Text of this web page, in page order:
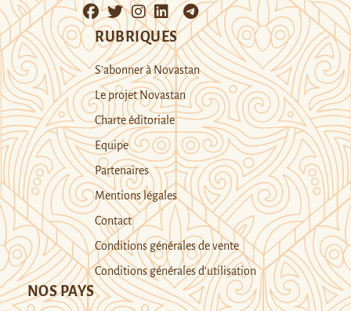
RUBRIQUES
S’abonner à Novastan
Le projet Novastan
Charte éditoriale
Equipe
Partenaires
Mentions légales
Contact
Conditions générales de vente
Conditions générales d’utilisation
NOS PAYS